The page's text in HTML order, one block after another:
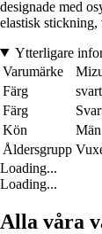
designade med
elastisk
Ytterligare
Varumärke
Färg
svart
Färg
Kön
Män
Åldersgrupp
Loading...
Loading...
Alla våra